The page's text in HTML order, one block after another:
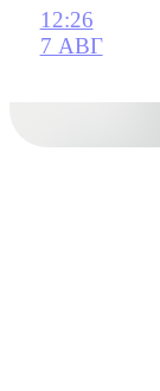
12:26
7 АВГ